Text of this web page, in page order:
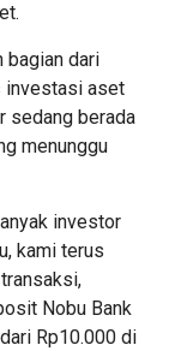
bagian dari
investasi aset
sedang berada
menunggu
investor
kami terus
Nobu Bank
Rp10.000 di